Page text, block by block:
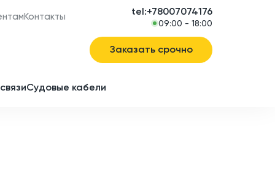
Контакты tel:+78007074176
09:00 - 18:00
Заказать срочно
Судовые кабели